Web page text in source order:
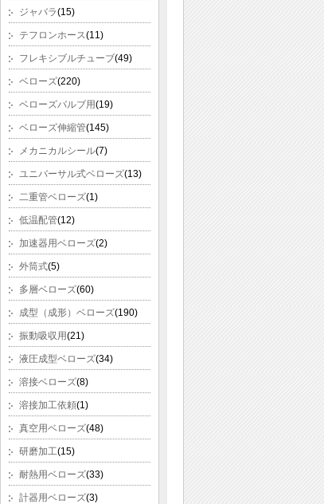
ジャバラ(15)
テフロンホース(11)
フレキシブルチューブ(49)
ベローズ(220)
ベローズバルブ用(19)
ベローズ伸縮管(145)
メカニカルシール(7)
ユニバーサル式ベローズ(13)
二重管ベローズ(1)
低温配管(12)
加速器用ベローズ(2)
外筒式(5)
多層ベローズ(60)
成型（成形）ベローズ(190)
振動吸収用(21)
液圧成型ベローズ(34)
溶接ベローズ(8)
溶接加工依頼(1)
真空用ベローズ(48)
研磨加工(15)
耐熱用ベローズ(33)
計器用ベローズ(3)